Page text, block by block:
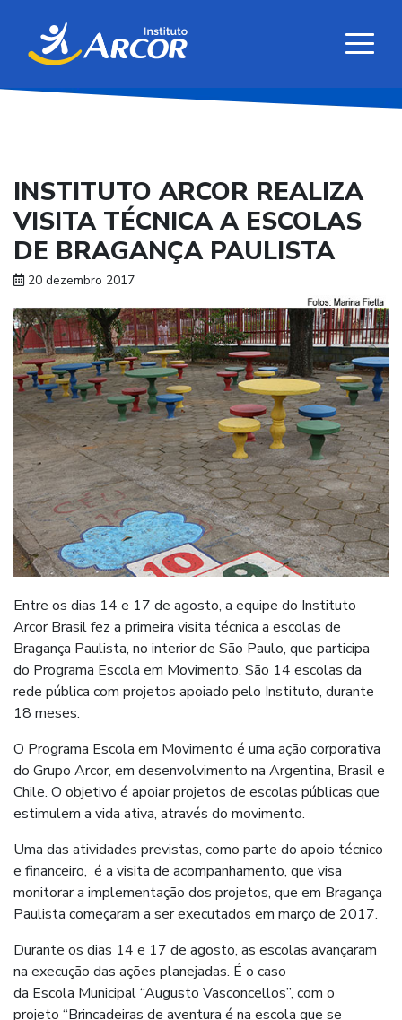
INSTITUTO ARCOR REALIZA
VISITA TÉCNICA A ESCOLAS
DE BRAGANÇA PAULISTA
20 dezembro 2017
Entre os dias 14 e 17 de agosto, a equipe do Instituto
Arcor Brasil fez a primeira visita técnica a escolas de
Bragança Paulista, no interior de São Paulo, que participa
do Programa Escola em Movimento. São 14 escolas da
rede pública com projetos apoiado pelo Instituto, durante
18 meses.
O Programa Escola em Movimento é uma ação corporativa
do Grupo Arcor, em desenvolvimento na Argentina, Brasil e
Chile. O objetivo é apoiar projetos de escolas públicas que
estimulem a vida ativa, através do movimento.
Uma das atividades previstas, como parte do apoio técnico
e financeiro, é a visita de acompanhamento, que visa
monitorar a implementação dos projetos, que em Bragança
Paulista começaram a ser executados em março de 2017.
Durante os dias 14 e 17 de agosto, as escolas avançaram
na execução das ações planejadas. É o caso
da Escola Municipal “Augusto Vasconcellos”, com o
projeto “Brincadeiras de aventura é na escola que se